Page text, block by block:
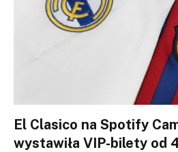
El Clasico na Spotify
wystawiła VIP-bilety od